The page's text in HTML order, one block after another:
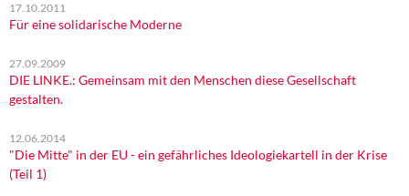
17.10.2011
Für eine solidarische Moderne
27.09.2009
DIE LINKE.: Gemeinsam mit den Menschen diese Gesellschaft
gestalten.
12.06.2014
"Die Mitte" in der EU - ein gefährliches Ideologiekartell in der Krise
(Teil 1)